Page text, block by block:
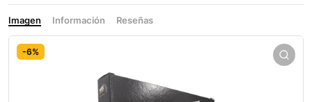
Imagen Información Reseñas
-6%